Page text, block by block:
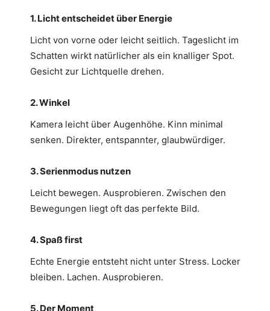
1. Licht entscheidet über Energie
Licht von vorne oder leicht seitlich. Tageslicht im
Schatten wirkt natürlicher als ein knalliger Spot.
Gesicht zur Lichtquelle drehen.
2. Winkel
Kamera leicht über Augenhöhe. Kinn minimal
senken. Direkter, entspannter, glaubwürdiger.
3. Serienmodus nutzen
Leicht bewegen. Ausprobieren. Zwischen den
Bewegungen liegt oft das perfekte Bild.
4. Spaß first
Echte Energie entsteht nicht unter Stress. Locker
bleiben. Lachen. Ausprobieren.
5. Der Moment